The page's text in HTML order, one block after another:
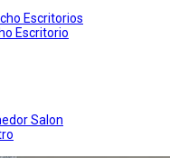
Escritorios
Escritorio
Salon